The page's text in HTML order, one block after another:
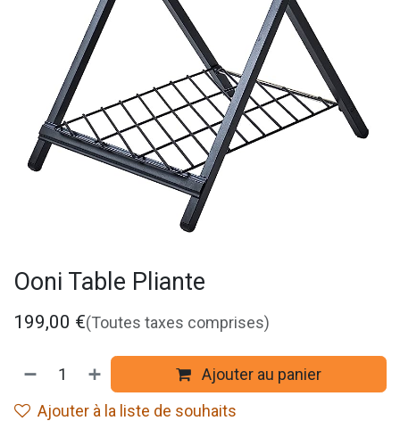
Ooni Table Pliante
199,00 €(Toutes taxes comprises)
Ajouter au panier
Ajouter à la liste de souhaits